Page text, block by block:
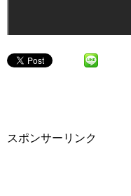
スポンサーリンク